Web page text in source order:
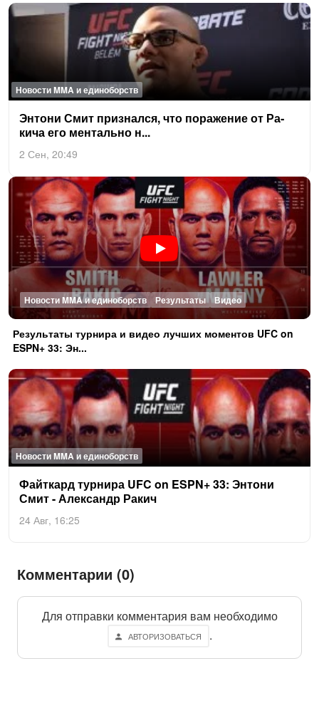
Новости MMA и единоборств
Эн­то­ни Смит приз­нался, что по­раже­ние от Ра­
кича его мен­таль­но н...
2 Сен, 20:49
Новости MMA и единоборств Результаты Видео
Ре­зуль­та­ты тур­ни­ра и ви­део луч­ших мо­мен­тов UFC on
ESPN+ 33: Эн...
Новости MMA и единоборств
Фай­ткард тур­ни­ра UFC on ESPN+ 33: Эн­то­ни
Смит - Алек­сандр Ра­кич
24 Авг, 16:25
Комментарии (0)
Для отправки комментария вам необходимо
АВТОРИЗОВАТЬСЯ .